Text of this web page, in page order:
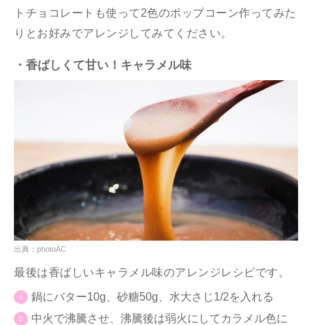
トチョコレートも使って2色のポップコーン作ってみた
りとお好みでアレンジしてみてください。
・香ばしくて甘い！キャラメル味
出典：photoAC
最後は香ばしいキャラメル味のアレンジレシピです。
鍋にバター10g、砂糖50g、水大さじ1/2を入れる
中火で沸騰させ、沸騰後は弱火にしてカラメル色に